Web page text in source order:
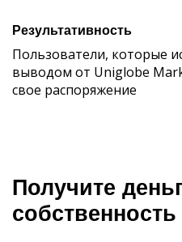
Результативность
Пользователи, которые
выводом от Uniglobe
свое распоряжение
Получите
собственность